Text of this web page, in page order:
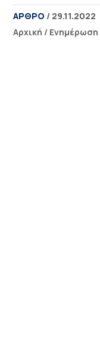
ΑΡΘΡΟ / 29.11.2022
Αρχική / Ενημέρωση